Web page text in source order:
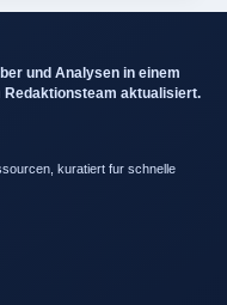
und Analysen in einem
Redaktionsteam aktualisiert.
kuratiert fur schnelle